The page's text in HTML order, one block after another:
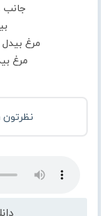
جانب
مرغ
مرغ
نظرتون